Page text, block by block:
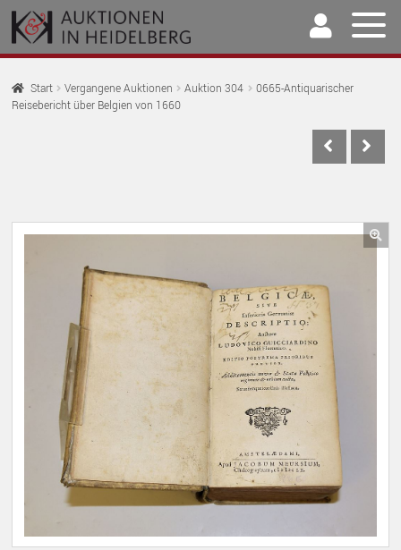
Zur
Navigation
springen
Springe
zum
Inhalt
Home
Start Vergangene Auktionen Auktion 304
0665-Antiquarischer
Reisebericht über Belgien von 1660